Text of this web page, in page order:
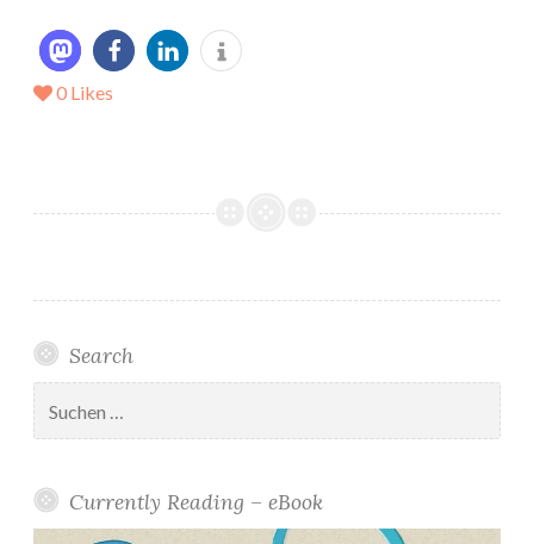
0 Likes
Search
nach:
Currently Reading – eBook